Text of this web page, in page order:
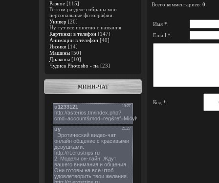
Разное [115]
В этом разделе собраны мои
персональные фотографии.
Универ [20]
Ну тут все понятно с названия
Картинки в телефон [147]
Анимации в телефон [40]
Иконки [14]
Машины [50]
Драконы [10]
Чудиса Photosho - па [23]
МИНИ-ЧАТ
Всего комментариев: 0
Имя *:
Email *:
Код *: